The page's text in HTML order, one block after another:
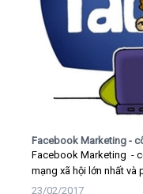
Facebook Marketing -
Facebook Marketing -
mạng xã hội lớn nhất và
23/02/2017